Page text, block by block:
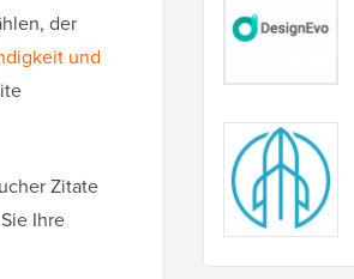
der
und
Zitate
Ihre